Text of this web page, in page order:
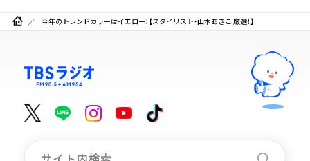
今年のトレンドカラーはイエロー！【スタイリスト・山本あきこ 厳選！】